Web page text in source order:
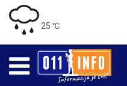
25 ℃